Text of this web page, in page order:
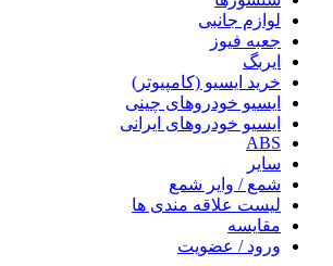
لوازم جانبی
جعبه فیوز
ایربگ
خرید ایسیو (کامپیوتر)
ایسیو خودروهای چینی
ایسیو خودروهای ایرانی
ABS
سایر
شمع / وایر شمع
لیست علاقه مندی ها
مقایسه
ورود / عضویت